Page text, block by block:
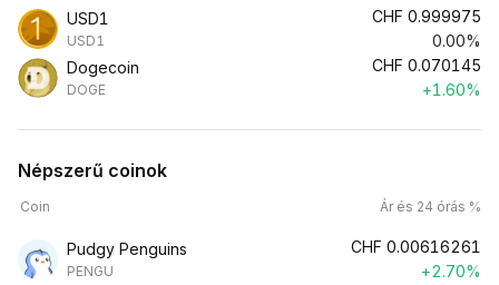
USD1
USD1
CHF 0.999975
0.00%
Dogecoin
DOGE
CHF 0.070145
+1.60%
Népszerű coinok
Coin Ár és 24 órás %
Pudgy Penguins
PENGU
CHF 0.00616261
+2.70%